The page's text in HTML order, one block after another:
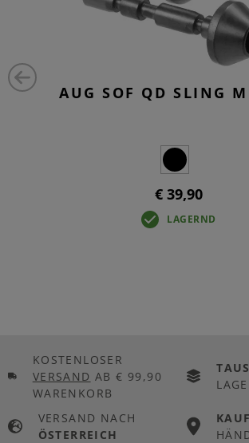
AUG SOF QD SLING
€ 39,90
LAGERND
KOSTENLOSER
VERSAND AB € 99,90
WARENKORB
VERSAND NACH
ÖSTERREICH